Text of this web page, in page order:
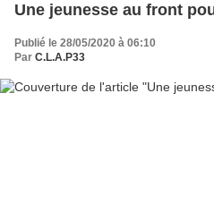
Une jeunesse au front
Publié le 28/05/2020 à 06:10
Par C.L.A.P33